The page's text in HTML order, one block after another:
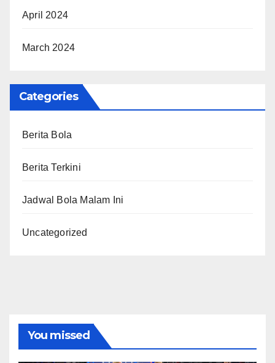
April 2024
March 2024
Categories
Berita Bola
Berita Terkini
Jadwal Bola Malam Ini
Uncategorized
You missed